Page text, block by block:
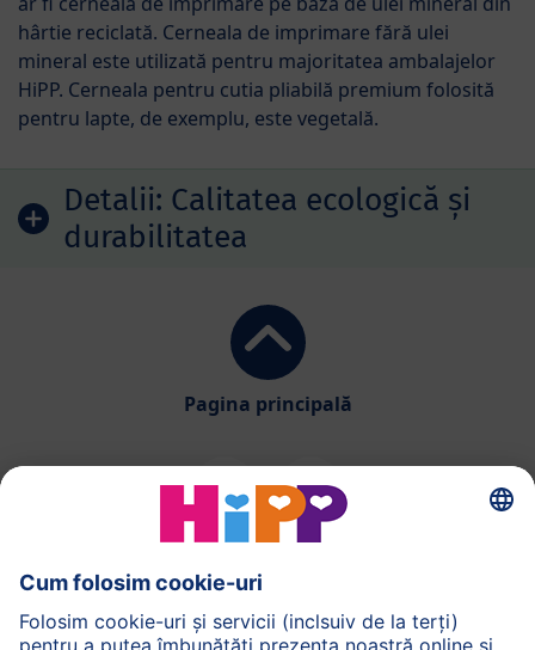
hârtie reciclată. Cerneala de imprimare fără ulei
mineral este utilizată pentru majoritatea ambalajelor
HiPP. Cerneala pentru cutia pliabilă premium folosită
pentru lapte, de exemplu, este vegetală.
Detalii: Calitatea ecologică și
durabilitatea
Pagina principală
HiPP Alimentatia
HiPP Produse pentru copii
HiPP Ingrijirea pielii
HiPP Sarcina